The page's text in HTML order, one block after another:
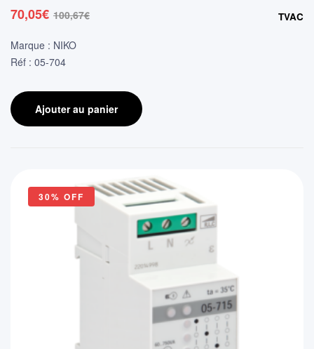
100,67€
prix
initial
100,67€.
70,05€
prix
actuel
70,05€.
TVAC
Marque : NIKO
Réf : 05-704
Ajouter au panier
30% OFF